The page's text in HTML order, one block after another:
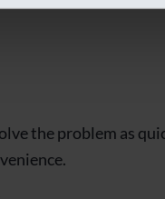
the problem as